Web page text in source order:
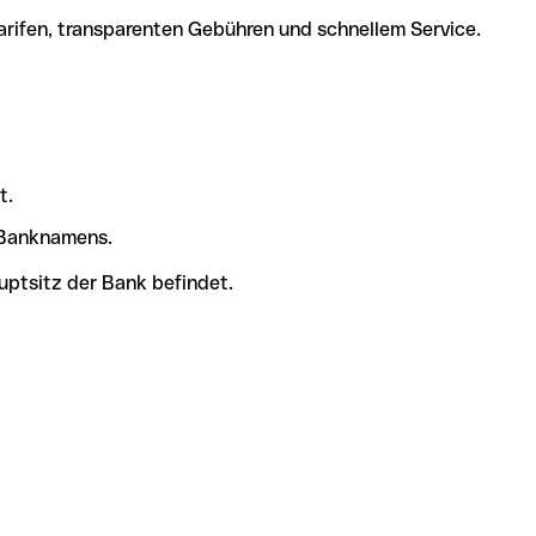
transparenten Gebühren und schnellem Service.
der Bank befindet.